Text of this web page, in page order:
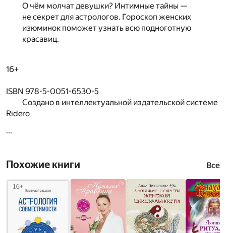
О чём молчат девушки? Интимные тайны —
не секрет для астрологов. Гороскоп женских
изюминок поможет узнать всю подноготную
красавиц.
16+
ISBN 978-5-0051-6530-5
Создано в интеллектуальной издательской системе
Ridero
...
Похожие книги Все